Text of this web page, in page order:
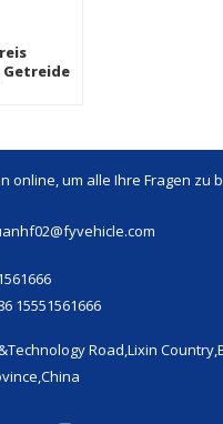
online, um alle Ihre Fragen zu
15551561666
Road,Lixin